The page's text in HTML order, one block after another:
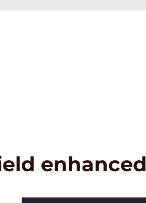
enhanced